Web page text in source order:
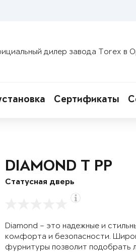
дилер завода Torex в
Сертификаты
DIAMOND T РР
Статусная дверь
Diamond – это надежные и
комфорта и безопасности.
фурнитуры позволит подобрать